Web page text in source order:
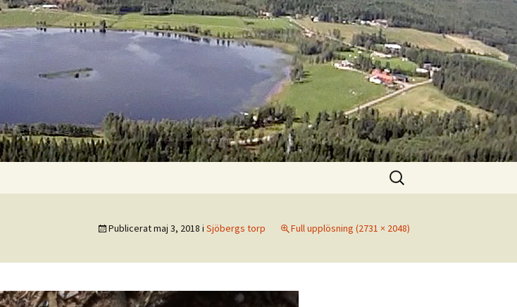
Sök
efter:
Publiceratmaj 3, 2018 i Sjöbergs torp Full upplösning (2731 × 2048)